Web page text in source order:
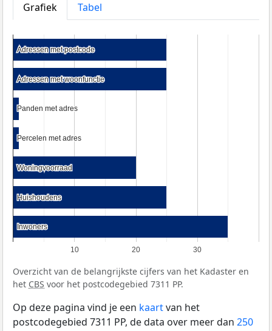
Grafiek
Tabel
10 20 30
Adressen met postcode
Adressen met postcode
Adressen met woonfunctie
Adressen met woonfunctie
Panden met adres
Panden met adres
Percelen met adres
Percelen met adres
Woningvoorraad
Woningvoorraad
Huishoudens
Huishoudens
Inwoners
Inwoners
Overzicht van de belangrijkste cijfers van het Kadaster en
het CBS voor het postcodegebied 7311 PP.
Op deze pagina vind je een kaartvan het
postcodegebied 7311 PP, de data over meer dan 250